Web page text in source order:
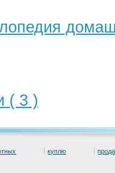
( 3 )
куплю